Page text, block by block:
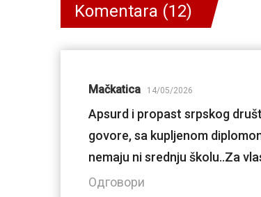
Komentara (12)
Mačkatica 14/05/2026
Apsurd i propast srpskog
govore, sa kupljenom
nemaju ni srednju školu..Za
Одговори